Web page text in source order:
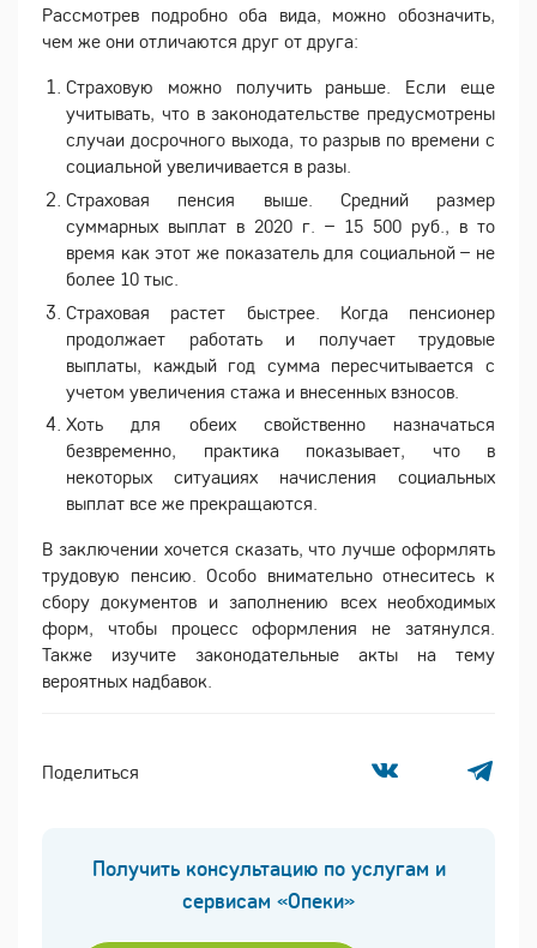
Рассмотрев подробно оба вида, можно обозначить,
чем же они отличаются друг от друга:
Страховую можно получить раньше. Если еще
учитывать, что в законодательстве предусмотрены
случаи досрочного выхода, то разрыв по времени с
социальной увеличивается в разы.
Страховая пенсия выше. Средний размер
суммарных выплат в 2020 г. – 15 500 руб., в то
время как этот же показатель для социальной – не
более 10 тыс.
Страховая растет быстрее. Когда пенсионер
продолжает работать и получает трудовые
выплаты, каждый год сумма пересчитывается с
учетом увеличения стажа и внесенных взносов.
Хоть для обеих свойственно назначаться
безвременно, практика показывает, что в
некоторых ситуациях начисления социальных
выплат все же прекращаются.
В заключении хочется сказать, что лучше оформлять
трудовую пенсию. Особо внимательно отнеситесь к
сбору документов и заполнению всех необходимых
форм, чтобы процесс оформления не затянулся.
Также изучите законодательные акты на тему
вероятных надбавок.
Поделиться
Получить консультацию по услугам и
сервисам «Опеки»